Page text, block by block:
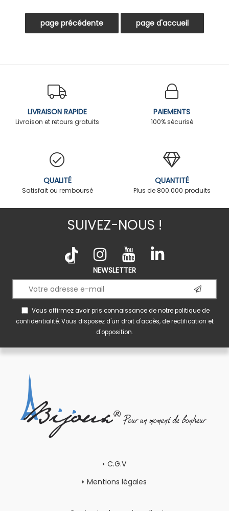
LIVRAISON RAPIDE
Livraison et retours gratuits
PAIEMENTS
100% sécurisé
QUALITÉ
Satisfait ou remboursé
QUANTITÉ
Plus de 800.000 produits
SUIVEZ-NOUS !
NEWSLETTER
Vous affirmez avoir pris connaissance de notrepolitique de
confidentialité. Vous disposez d'un droit d'accès, de rectification et
d'opposition.
C.G.V
Mentions légales